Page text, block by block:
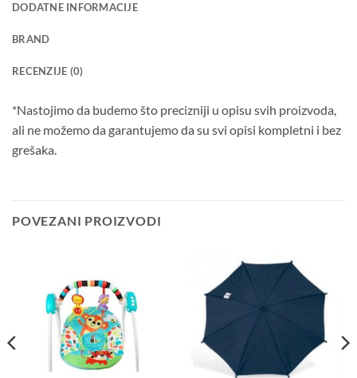
DODATNE INFORMACIJE
BRAND
RECENZIJE (0)
*Nastojimo da budemo što precizniji u opisu svih proizvoda,
ali ne možemo da garantujemo da su svi opisi kompletni i bez
grešaka.
POVEZANI PROIZVODI